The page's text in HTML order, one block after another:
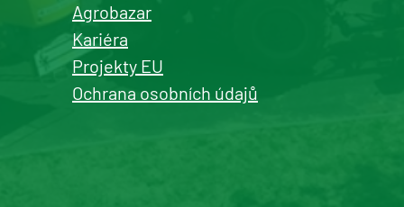
Agrobazar
Kariéra
Projekty EU
Ochrana osobních údajů